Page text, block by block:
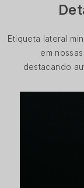
Etiqueta lateral
em
destacando